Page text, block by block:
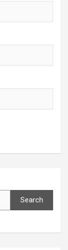
Search